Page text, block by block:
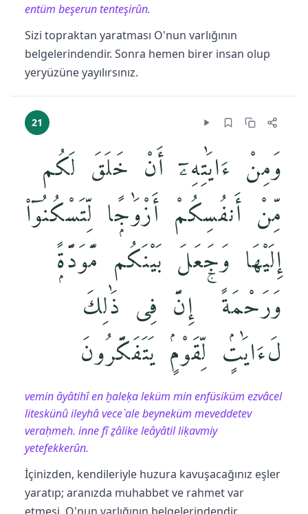
entüm beşerun tenteşirûn.
Sizi topraktan yaratması O'nun varlığının
belgelerindendir. Sonra hemen birer insan olup
yeryüzüne yayılırsınız.
21
وَمِنْ ءَايَٰتِهِۦٓ أَنْ خَلَقَ لَكُم
مِّنْ أَنفُسِكُمْ أَزْوَٰجًۭا لِّتَسْكُنُوٓا۟
إِلَيْهَا وَجَعَلَ بَيْنَكُم مَّوَدَّةًۭ
وَرَحْمَةً ۚ إِنَّ فِى ذَٰلِكَ
لَءَايَٰتٍۢ لِّقَوْمٍۢ يَتَفَكَّرُونَ
vemin âyâtihî en ḫaleḳa leküm min enfüsiküm ezvâcel
liteskünû ileyhâ vece`ale beyneküm meveddetev
veraḥmeh. inne fî ẕâlike leâyâtil liḳavmiy
yetefekkerûn.
İçinizden, kendileriyle huzura kavuşacağınız eşler
yaratıp; aranızda muhabbet ve rahmet var